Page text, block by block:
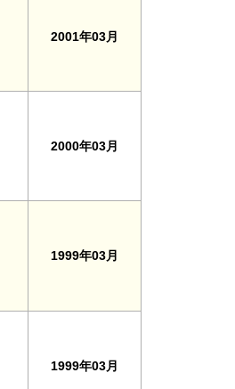
2001年03月
2000年03月
1999年03月
1999年03月